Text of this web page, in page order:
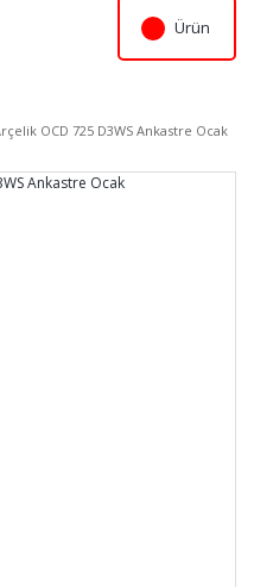
Ürün
OCD 725 D3WS Ankastre Ocak